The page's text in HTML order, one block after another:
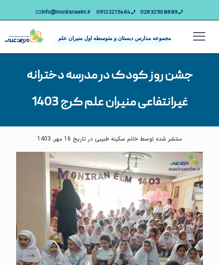
89 88 50 32 026
64 54 221 0912
info@moniraneelm.ir
مجموعه مدارس دبستان و متوسطه اول منیران علم
جشن روز کودک در مدرسه دخترانه
غیرانتفاعی منیران علم کرج 1403
منتشر شده توسط خانم سکینه طبیبی در تاریخ 16 مهر, 1403